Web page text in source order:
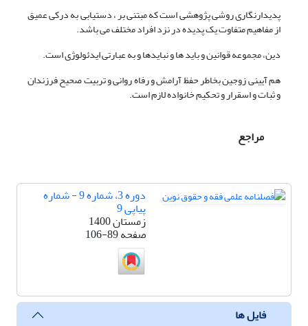
پدیدارنگاری روشی پژوهشی است که مبتنی بر، دستیابی به درکی عمیق
از مفاهیم متفاوت یک پدیده در نزد افراد مختلف می باشد.
دین، مجموعه قوانین و باید ها و نبایدها و به عبارتی ایدئولوژی است.
هم آیینی زوجین بخاطر حفظ آرامش و رفاه روانی و تربیت صحیح فرزندان
و ثبات و اسقرار و تحکیم خانواده لازم است.
مراجع
دوره 3، شماره 9 - شماره
پیاپی 9
زمستان 1400
صفحه106-89
فایل ها